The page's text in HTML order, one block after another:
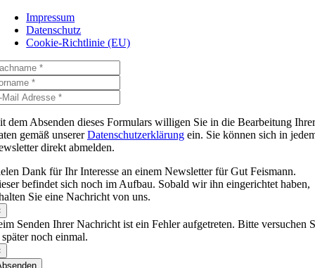
Impressum
Datenschutz
Cookie-Richtlinie (EU)
dem Absenden dieses Formulars willigen Sie in die Bearbeitung Ihrer
gemäß unsererDatenschutzerklärungein. Sie können sich in
direkt abmelden.
Dank für Ihr Interesse an einem Newsletter für Gut Feismann.
befindet sich noch im Aufbau. Sobald wir ihn eingerichtet haben,
Sie eine Nachricht von uns.
Senden Ihrer Nachricht ist ein Fehler aufgetreten. Bitte versuchen
später noch einmal.